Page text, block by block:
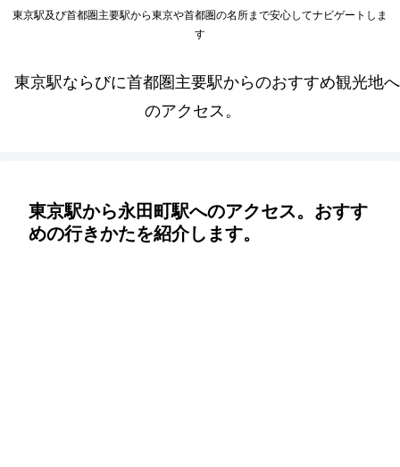
東京駅及び首都圏主要駅から東京や首都圏の名所まで安心してナビゲートしま
す
東京駅ならびに首都圏主要駅からのおすすめ観光地へ
のアクセス。
東京駅から永田町駅へのアクセス。おすす
めの行きかたを紹介します。